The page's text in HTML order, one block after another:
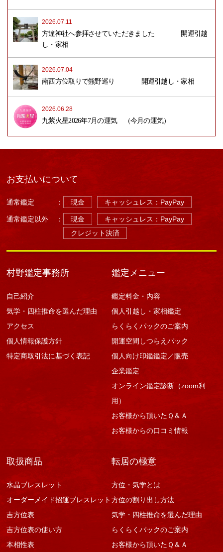
2026.07.11
方違神社へ参拝させていただきました 開運引越
し・家相
2026.07.04
南西方位取りで熊野巡り 開運引越し・家相
2026.06.28
九紫火星2026年7月の運気 （今月の運気）
お支払いについて
通常鑑定 ： 現金 キャッシュレス：PayPay
通常鑑定以外 ： 現金
キャッシュレス：PayPay
クレジット決済
村野鑑定事務所
自己紹介
気学・四柱推命を選んだ理由
アクセス
個人情報保護方針
特定商取引法に基づく表記
鑑定メニュー
鑑定料金・内容
個人引越し・家相鑑定
らくらくパックのご案内
開運空間しつらえパック
個人向け印鑑鑑定／販売
企業鑑定
オンライン鑑定診断（zoom利
用）
お客様から頂いたＱ＆Ａ
お客様からの口コミ情報
取扱商品
水晶ブレスレット
オーダーメイド招運ブレスレット
吉方位表
吉方位表の使い方
本相性表
転居の極意
方位・気学とは
方位の割り出し方法
気学・四柱推命を選んだ理由
らくらくパックのご案内
お客様から頂いたＱ＆Ａ